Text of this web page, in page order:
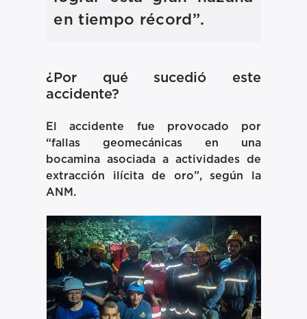
en tiempo récord”.
¿Por qué sucedió este
accidente?
El accidente fue provocado por
“fallas geomecánicas en una
bocamina asociada a actividades de
extracción ilícita de oro”, según la
ANM.